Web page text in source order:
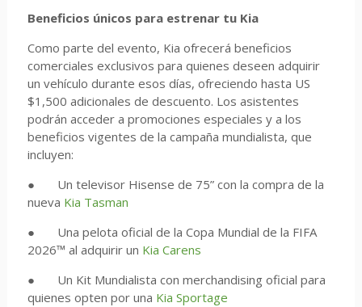
Beneficios únicos para estrenar tu Kia
Como parte del evento, Kia ofrecerá beneficios
comerciales exclusivos para quienes deseen adquirir
un vehículo durante esos días, ofreciendo hasta US
$1,500 adicionales de descuento. Los asistentes
podrán acceder a promociones especiales y a los
beneficios vigentes de la campaña mundialista, que
incluyen:
● Un televisor Hisense de 75” con la compra de la
nueva Kia Tasman
● Una pelota oficial de la Copa Mundial de la FIFA
2026™ al adquirir un Kia Carens
● Un Kit Mundialista con merchandising oficial para
quienes opten por una Kia Sportage